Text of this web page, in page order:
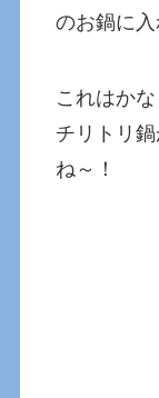
のお鍋に入
これはか
チリトリ
ね～！